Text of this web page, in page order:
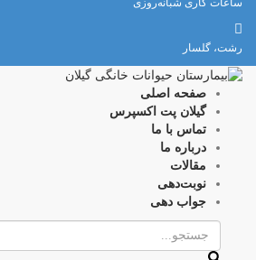
ساعات کاری شبانه‌روزی
رشت، گلسار
صفحه اصلی
گیلان پت اکسپرس
تماس با ما
درباره ما
مقالات
نوبت‌دهی
جواب دهی